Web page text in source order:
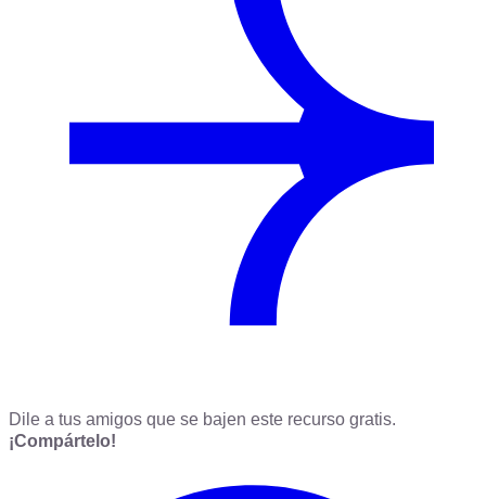
Dile a tus amigos que se bajen este recurso gratis.
¡Compártelo!